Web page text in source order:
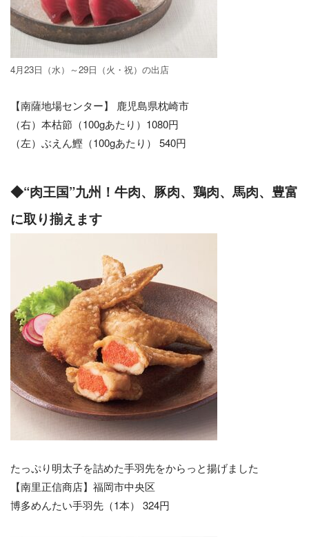
4月23日（水）～29日（火・祝）の出店
【南薩地場センター】 鹿児島県枕崎市
（右）本枯節（100gあたり）1080円
（左）ぶえん鰹（100gあたり） 540円
◆“肉王国”九州！牛肉、豚肉、鶏肉、馬肉、豊富
に取り揃えます
たっぷり明太子を詰めた手羽先をからっと揚げました
【南里正信商店】福岡市中央区
博多めんたい手羽先（1本） 324円